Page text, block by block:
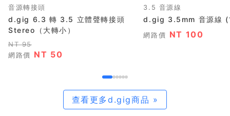
音源轉接頭
d.gig 6.3 轉 3.5 立體聲轉接頭
Stereo（大轉小）
NT 95
網路價 NT 50
3.5 音源線
d.gig 3.5mm 音源線
網路價 NT 100
查看更多d.gig商品 »